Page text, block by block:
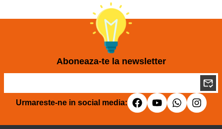
Aboneaza-te la newsletter
Urmareste-ne in social media: